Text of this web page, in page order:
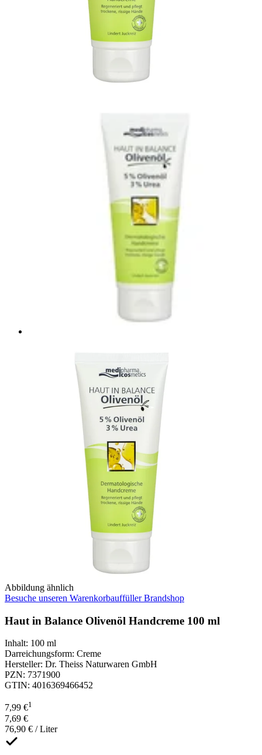
Abbildung ähnlich
Besuche unseren Warenkorbauffüller Brandshop
Haut in Balance Olivenöl Handcreme 100 ml
Inhalt: 100 ml
Darreichungsform: Creme
Hersteller: Dr. Theiss Naturwaren GmbH
PZN: 7371900
GTIN: 4016369466452
7,99 €1
7,69 €
76,90 € / Liter